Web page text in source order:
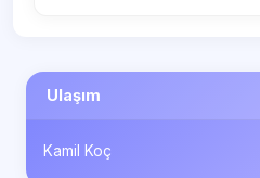
Ulaşım
Kamil Koç